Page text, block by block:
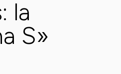
la
S»